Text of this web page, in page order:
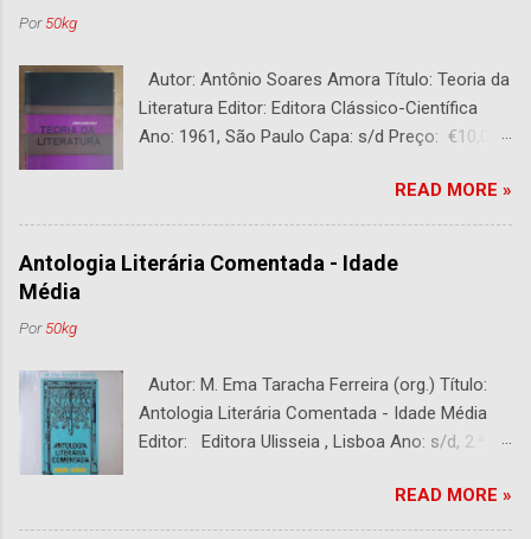
Por50kg
Autor: Antônio Soares Amora Título: Teoria da
Literatura Editor: Editora Clássico-Científica
Ano: 1961, São Paulo Capa: s/d Preço: €10,00
READ MORE »
Antologia Literária Comentada - Idade
Média
Por50kg
Autor: M. Ema Taracha Ferreira (org.) Título:
Antologia Literária Comentada - Idade Média
Editor: Editora Ulisseia , Lisboa Ano: s/d, 2.ª
Com alguns sublinhados a lapiseira. Usado.
Com 252 páginas.
READ MORE »